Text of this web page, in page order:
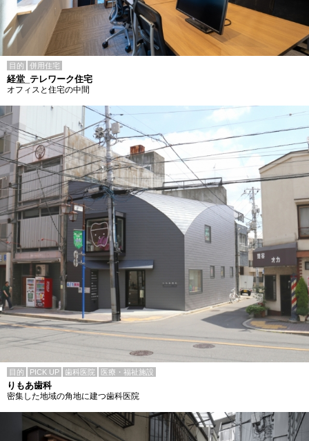
目的 併用住宅
経堂_テレワーク住宅
オフィスと住宅の中間
目的 PICK UP 歯科医院 医療・福祉施設
りもあ歯科
密集した地域の角地に建つ歯科医院